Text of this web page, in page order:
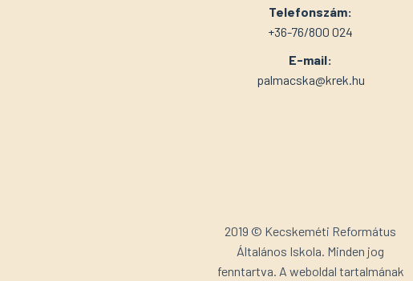
Telefonszám:
+36-76/800 024
E-mail:
palmacska@krek.hu
2019 © Kecskeméti Református
Általános Iskola. Minden jog
fenntartva. A weboldal tartalmának